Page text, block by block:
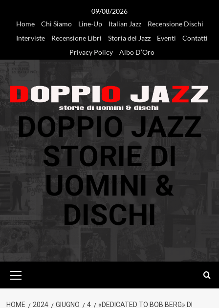
09/08/2026
Home
Chi Siamo Line-Up Italian Jazz
Recensione Dischi
Interviste
Recensione Libri Storia del Jazz Eventi
Contatti
Privacy Policy
Albo D’Oro
DOPPIO JAZZ
STORIE DI
UOMINI &
DISCHI
principale
HOME 2024 GIUGNO 4
«DEDICATED TO BOB BERG» DI